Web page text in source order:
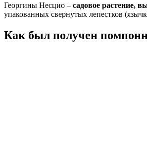
Георгины Несцио – садовое растение,
упакованных свернутых лепестков
Как был получен